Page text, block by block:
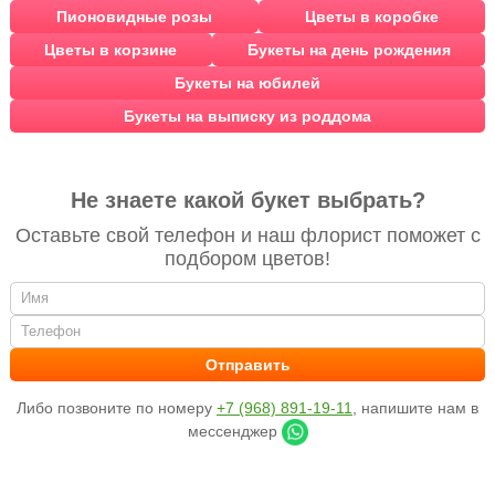
Пионовидные розы
Цветы в коробке
Цветы в корзине
Букеты на день рождения
Букеты на юбилей
Букеты на выписку из роддома
Не знаете какой букет выбрать?
Оставьте свой телефон и наш флорист поможет с
подбором цветов!
Либо позвоните по номеру +7 (968) 891-19-11
, напишите нам в
мессенджер